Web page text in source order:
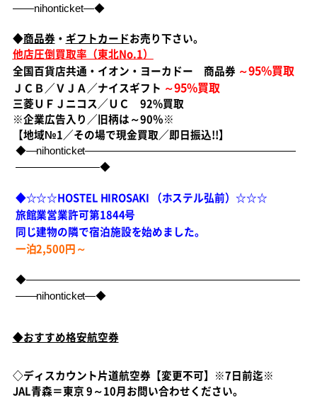
――nihonticket―◆
◆商品券 ・ ギフトカード お売り下さい。
他店圧倒買取率（東北No.1）
全国百貨店共通・イオン・ヨーカドー 商品券 ～95%買取
ＪＣＢ／ＶＪＡ／ナイスギフト ～95%買取
三菱ＵＦＪニコス／ＵＣ 92%買取
※企業広告入り／旧柄は～90％※
【地域№1／その場で現金買取／即日振込!!】
◆―nihonticket――――――――――――――――――――
――――――――◆
◆☆☆☆HOSTEL HIROSAKI （ホステル弘前）☆☆☆
旅館業営業許可第1844号
同じ建物の隣で宿泊施設を始めました。
一泊2,500円～
◆――――――――――――――――――――――――――
――nihonticket―◆
◆おすすめ格安航空券
◇ディスカウント片道航空券【変更不可】※7日前迄※
JAL青森＝東京 9～10月お問い合わせください。